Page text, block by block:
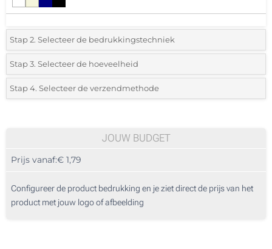
Stap 2. Selecteer de bedrukkingstechniek
*Selecteer de bedrukking en kleuren van het logo:
1 Kleur (Rondom geprint)
2 Kleuren (Aan een kant)
4 Kleuren (Aan een kant)
Stap 3. Selecteer de hoeveelheid
*Selecteer uit de lijst of voeg het gewenste aantal in
50
250
Stap 4. Selecteer de verzendmethode
JOUW BUDGET
Prijs vanaf:€ 1,79
Configureer de product bedrukking en je ziet direct de prijs van het
product met jouw logo of afbeelding